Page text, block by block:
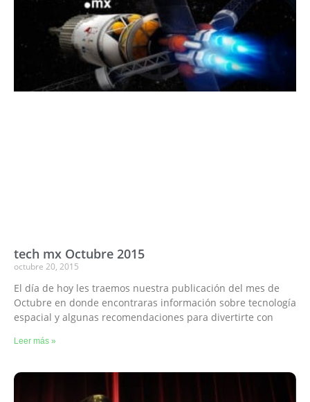
tech mx Octubre 2015
octubre 20, 2015
El día de hoy les traemos nuestra publicación del mes de
Octubre en donde encontraras información sobre tecnología
espacial y algunas recomendaciones para divertirte con
Leer más »